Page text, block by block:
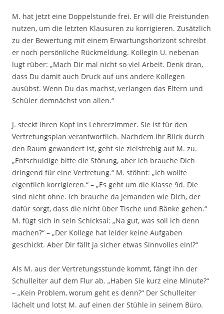
M. hat jetzt eine Doppelstunde frei. Er will die Freistunden
nutzen, um die letzten Klausuren zu korrigieren. Zusätzlich
zu der Bewertung mit einem Erwartungshorizont schreibt
er noch persönliche Rückmeldung. Kollegin U. nebenan
lugt rüber: „Mach Dir mal nicht so viel Arbeit. Denk dran,
dass Du damit auch Druck auf uns andere Kollegen
ausübst. Wenn Du das machst, verlangen das Eltern und
Schüler demnächst von allen.“
J. steckt ihren Kopf ins Lehrerzimmer. Sie ist für den
Vertretungsplan verantwortlich. Nachdem ihr Blick durch
den Raum gewandert ist, geht sie zielstrebig auf M. zu.
„Entschuldige bitte die Störung, aber ich brauche Dich
dringend für eine Vertretung.“ M. stöhnt: „Ich wollte
eigentlich korrigieren.“ – „Es geht um die Klasse 9d. Die
sind nicht ohne. Ich brauche da jemanden wie Dich, der
dafür sorgt, dass die nicht über Tische und Bänke gehen.“
M. fügt sich in sein Schicksal: „Na gut, was soll ich denn
machen?“ – „Der Kollege hat leider keine Aufgaben
geschickt. Aber Dir fällt ja sicher etwas Sinnvolles ein!?“
Als M. aus der Vertretungsstunde kommt, fängt ihn der
Schulleiter auf dem Flur ab. „Haben Sie kurz eine Minute?“
– „Kein Problem, worum geht es denn?“ Der Schulleiter
lächelt und lotst M. auf einen der Stühle in seinem Büro.